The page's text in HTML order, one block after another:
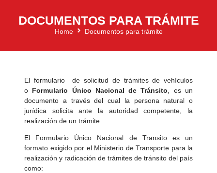
DOCUMENTOS PARA TRÁMITE
Home Documentos para trámite
El formulario de solicitud de trámites de vehículos
o Formulario Único Nacional de Tránsito , es un
documento a través del cual la persona natural o
jurídica solicita ante la autoridad competente, la
realización de un trámite.
El Formulario Único Nacional de Transito es un
formato exigido por el Ministerio de Transporte para la
realización y radicación de trámites de tránsito del país
como: